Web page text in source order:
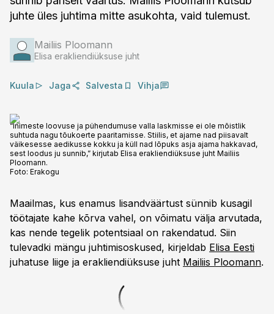
juhte üles juhtima mitte asukohta, vaid tulemust.
Mailiis Ploomann
Elisa erakliendiüksuse juht
Kuula Jaga Salvesta Vihja
“Inimeste loovuse ja pühendumuse valla laskmisse ei ole mõistlik
suhtuda nagu tõukoerte paaritamisse. Stiilis, et ajame nad piisavalt
väikesesse aedikusse kokku ja küll nad lõpuks asja ajama hakkavad,
sest loodus ju sunnib,” kirjutab Elisa erakliendiüksuse juht Mailiis
Ploomann.
Foto: Erakogu
Maailmas, kus enamus lisandväärtust sünnib kusagil
töötajate kahe kõrva vahel, on võimatu välja arvutada,
kas nende tegelik potentsiaal on rakendatud. Siin
tulevadki mängu juhtimisoskused, kirjeldab Elisa Eesti
juhatuse liige ja erakliendiüksuse juht Mailiis Ploomann.